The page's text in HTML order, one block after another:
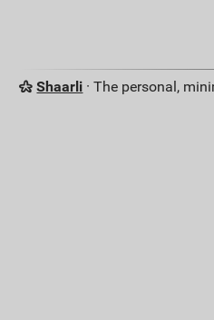
Shaarli · The personal,